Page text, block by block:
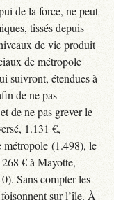
de la force, ne peut
tissés depuis
de vie produit
de métropole
suivront, étendues à
de ne pas
de ne pas grever le
1.131 €,
métropole (1.498), le
€ à Mayotte,
Sans compter les
sur l’île. À